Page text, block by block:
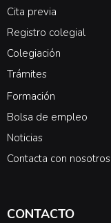
Cita previa
Registro colegial
Colegiación
Trámites
Formación
Bolsa de empleo
Noticias
Contacta con nosotros
CONTACTO